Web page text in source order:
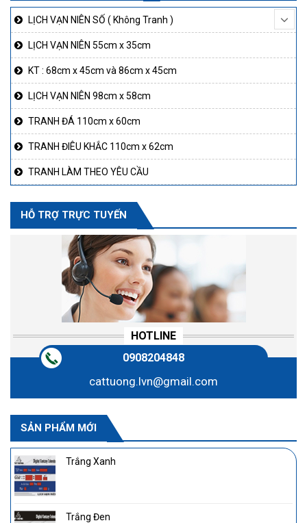
LỊCH VẠN NIÊN SỐ ( Không Tranh )
LỊCH VẠN NIÊN 55cm x 35cm
KT : 68cm x 45cm và 86cm x 45cm
LỊCH VẠN NIÊN 98cm x 58cm
TRANH ĐÁ 110cm x 60cm
TRANH ĐIÊU KHẮC 110cm x 62cm
TRANH LÀM THEO YÊU CẦU
HỖ TRỢ TRỰC TUYẾN
HOTLINE
0908204848
cattuong.lvn@gmail.com
SẢN PHẨM MỚI
Trắng Xanh
Trắng Đen